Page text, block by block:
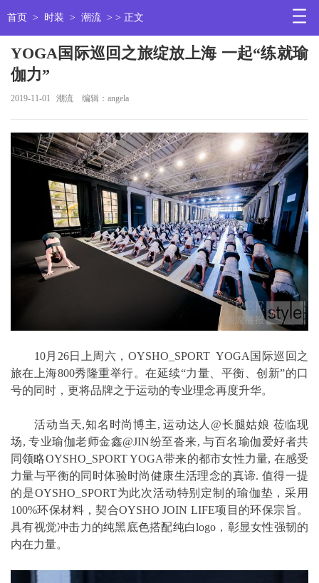
首页 > 时装 > 潮流 > > 正文
YOGA国际巡回之旅绽放上海 一起“练就瑜
伽力”
2019-11-01 潮流 编辑：angela
10月26日上周六，OYSHO_SPORT YOGA国际巡回之
旅在上海800秀隆重举行。在延续“力量、平衡、创新”的口
号的同时，更将品牌之于运动的专业理念再度升华。
活动当天,知名时尚博主, 运动达人@长腿姑娘 莅临现
场, 专业瑜伽老师金鑫@JIN纷至沓来, 与百名瑜伽爱好者共
同领略OYSHO_SPORT YOGA带来的都市女性力量, 在感受
力量与平衡的同时体验时尚健康生活理念的真谛. 值得一提
的是OYSHO_SPORT为此次活动特别定制的瑜伽垫，采用
100%环保材料，契合OYSHO JOIN LIFE项目的环保宗旨。
具有视觉冲击力的纯黑底色搭配纯白logo，彰显女性强韧的
内在力量。